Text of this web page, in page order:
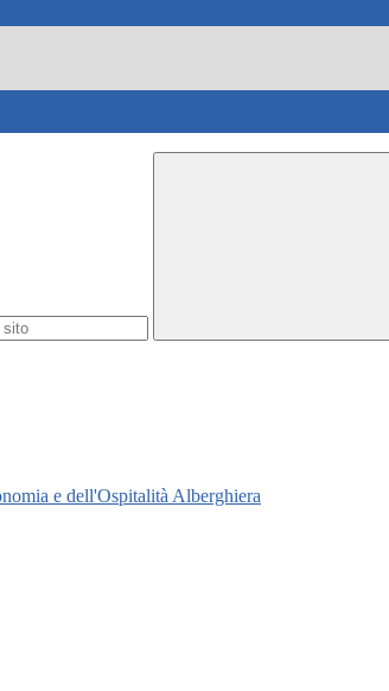
e dell'Ospitalità Alberghiera